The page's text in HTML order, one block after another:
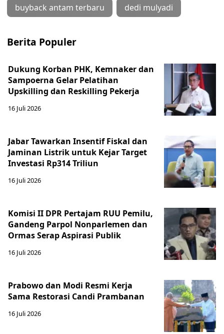
buyback antam terbaru dedi mulyadi
Berita Populer
Dukung Korban PHK, Kemnaker dan
Sampoerna Gelar Pelatihan
Upskilling dan Reskilling Pekerja
16 Juli 2026
Jabar Tawarkan Insentif Fiskal dan
Jaminan Listrik untuk Kejar Target
Investasi Rp314 Triliun
16 Juli 2026
Komisi II DPR Pertajam RUU Pemilu,
Gandeng Parpol Nonparlemen dan
Ormas Serap Aspirasi Publik
16 Juli 2026
Prabowo dan Modi Resmi Kerja
Sama Restorasi Candi Prambanan
16 Juli 2026